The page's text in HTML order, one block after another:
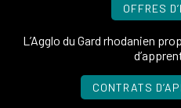
OFFRES
L’Agglo du Gard rhodanien
CONTRATS